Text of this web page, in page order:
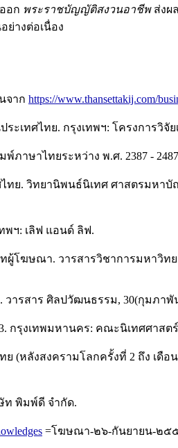
อก พระราชบัญญัติสงวนอาชีพส่งผ
ย่างต่อเนื่อง
จาก https://www.thansettakij.com/
เทศไทย. กรุงเทพฯ: โครงการวิ
ษาไทยระหว่าง พ.ศ. 2387 -
ทย. วิทยานิพนธ์นิเทศ ศาสตรม
พฯ: เลิฟ แอนด์ ลิฟ.
ฆษณา. วารสารวิชาการมหาวิทย
ารสาร ศิลปวัฒนธรรม, 30(กุมภาพัน
กรุงเทพมหานคร: คณะนิเทศศาส
หลังสงครามโลกครั้งที่ 2 ถึง เดื
ท พิมพ์ดี จำกัด.
=โฆษณา-๒๖-กันยายน-๒๕